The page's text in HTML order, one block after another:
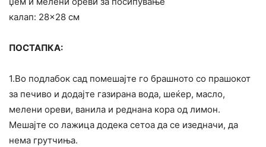
калап: 28×28 см
ПОСТАПКА:
1.Во подлабок сад помешајте го брашното со прашокот
за печиво и додајте газирана вода, шеќер, масло,
мелени ореви, ванила и реднана кора од лимон.
Мешајте со лажица додека сетоа да се изедначи, да
нема грутчиња.